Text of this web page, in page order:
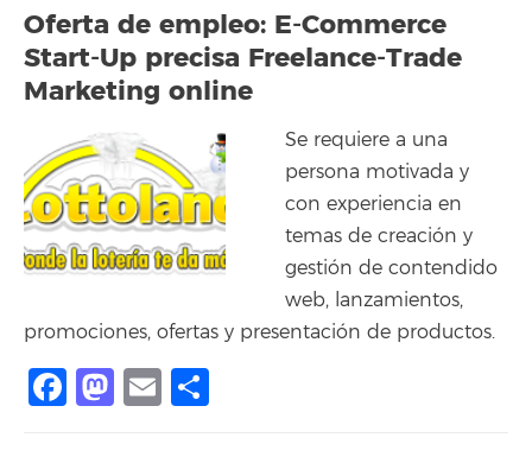
Oferta de empleo: E-Commerce
Start-Up precisa Freelance-Trade
Marketing online
Se requiere a una
persona motivada y
con experiencia en
temas de creación y
gestión de contendido
web, lanzamientos,
promociones, ofertas y presentación de productos.
Facebook
Mastodon
Email